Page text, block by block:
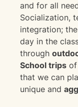
and for all
Socialization,
integration;
day in the
through
School trips of
that we can
unique and